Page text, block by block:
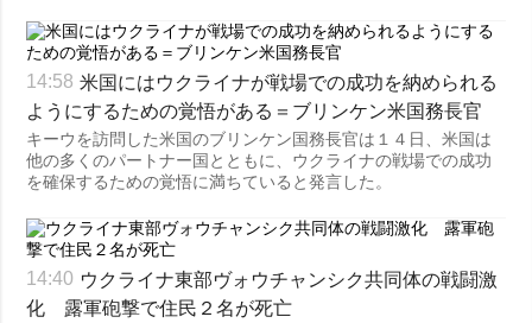
14:58 米国にはウクライナが戦場での成功を納められる
ようにするための覚悟がある＝ブリンケン米国務長官
キーウを訪問した米国のブリンケン国務長官は１４日、米国は
他の多くのパートナー国とともに、ウクライナの戦場での成功
を確保するための覚悟に満ちていると発言した。
14:40 ウクライナ東部ヴォウチャンシク共同体の戦闘激
化 露軍砲撃で住民２名が死亡